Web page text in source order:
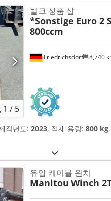
1 / 5
Friedrichsdorf 8,740
벌크 상품 삽
*Sonstige Euro 2
800ccm
작년도: 2023, 적재 용량: 800 kg
유압 케이블 윈치
Manitou Winch